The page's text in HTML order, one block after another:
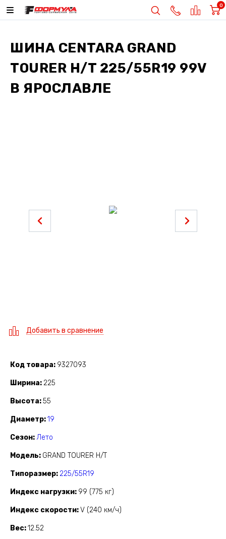
0
ШИНА CENTARA GRAND
TOURER H/T 225/55R19 99V
В ЯРОСЛАВЛЕ
Добавить в сравнение
Код товара 9327093
Ширина 225
Высота 55
Диаметр 19
Сезон Лето
Модель GRAND TOURER H/T
Типоразмер 225/55R19
Индекс нагрузки 99 (775 кг)
Индекс скорости V (240 км/ч)
Вес 12.52